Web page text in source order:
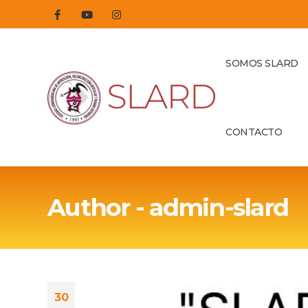
SOMOS SLARD
CONTACTO
Author - admin-slard
30